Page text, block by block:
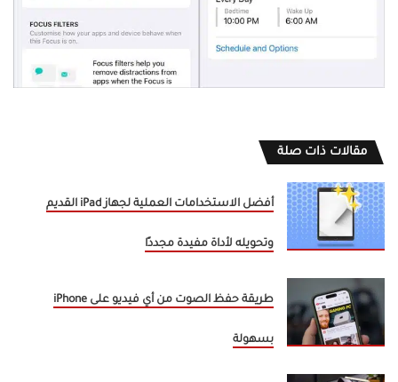
مقالات ذات صلة
أفضل الاستخدامات العملية لجهاز iPad القديم
وتحويله لأداة مفيدة مجددًا
طريقة حفظ الصوت من أي فيديو على iPhone
بسهولة